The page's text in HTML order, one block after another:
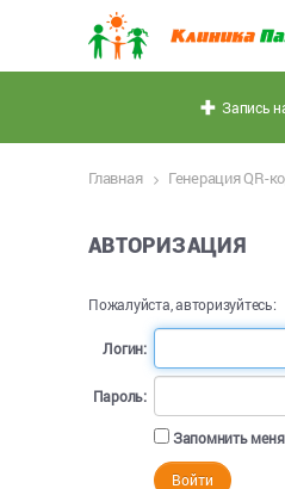
Запись
Главная Генерация QR-
АВТОРИЗАЦИЯ
Пожалуйста, авторизуйтесь:
Логин:
Пароль:
Запомнить